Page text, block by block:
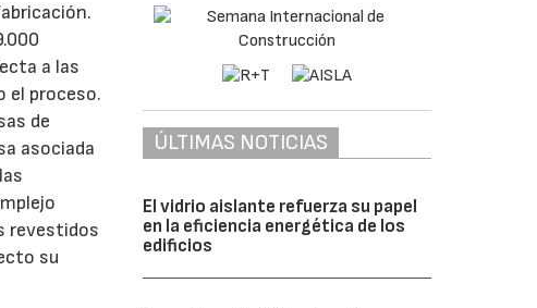
a las
el proceso.
de
asociada
revestidos
su
ÚLTIMAS NOTICIAS
El vidrio aislante refuerza su papel
en la eficiencia energética de los
edificios